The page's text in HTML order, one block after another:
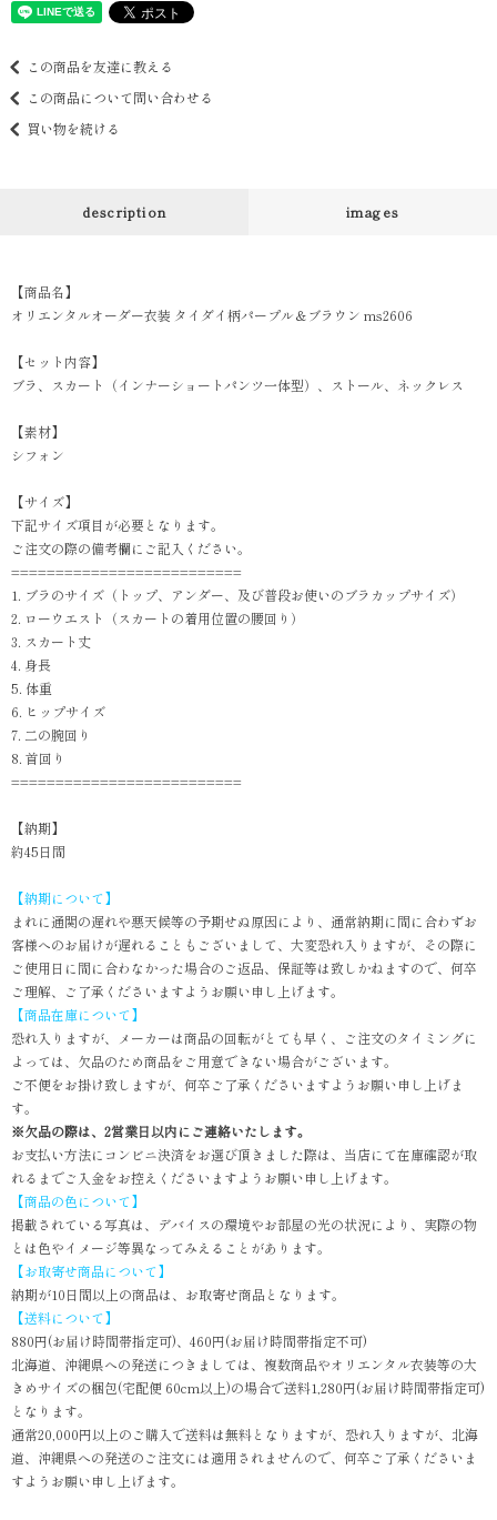
この商品を友達に教える
この商品について問い合わせる
買い物を続ける
description images
【商品名】
オリエンタルオーダー衣装 タイダイ柄パープル＆ブラウン ms2606
【セット内容】
ブラ、スカート（インナーショートパンツ一体型）、ストール、ネックレス
【素材】
シフォン
【サイズ】
下記サイズ項目が必要となります。
ご注文の際の備考欄にご記入ください。
==========================
1. ブラのサイズ（トップ、アンダー、及び普段お使いのブラカップサイズ）
2. ローウエスト（スカートの着用位置の腰回り）
3. スカート丈
4. 身長
5. 体重
6. ヒップサイズ
7. 二の腕回り
8. 首回り
==========================
【納期】
約45日間
【納期について】
まれに通関の遅れや悪天候等の予期せぬ原因により、通常納期に間に合わずお
客様へのお届けが遅れることもございまして、大変恐れ入りますが、その際に
ご使用日に間に合わなかった場合のご返品、保証等は致しかねますので、何卒
ご理解、ご了承くださいますようお願い申し上げます。
【商品在庫について】
恐れ入りますが、メーカーは商品の回転がとても早く、ご注文のタイミングに
よっては、欠品のため商品をご用意できない場合がございます。
ご不便をお掛け致しますが、何卒ご了承くださいますようお願い申し上げま
す。
※欠品の際は、2営業日以内にご連絡いたします。
お支払い方法にコンビニ決済をお選び頂きました際は、当店にて在庫確認が取
れるまでご入金をお控えくださいますようお願い申し上げます。
【商品の色について】
掲載されている写真は、デバイスの環境やお部屋の光の状況により、実際の物
とは色やイメージ等異なってみえることがあります。
【お取寄せ商品について】
納期が10日間以上の商品は、お取寄せ商品となります。
【送料について】
880円(お届け時間帯指定可)、460円(お届け時間帯指定不可)
北海道、沖縄県への発送につきましては、複数商品やオリエンタル衣装等の大
きめサイズの梱包(宅配便 60cm以上)の場合で送料1,280円(お届け時間帯指定可)
となります。
通常20,000円以上のご購入で送料は無料となりますが、恐れ入りますが、北海
道、沖縄県への発送のご注文には適用されませんので、何卒ご了承くださいま
すようお願い申し上げます。